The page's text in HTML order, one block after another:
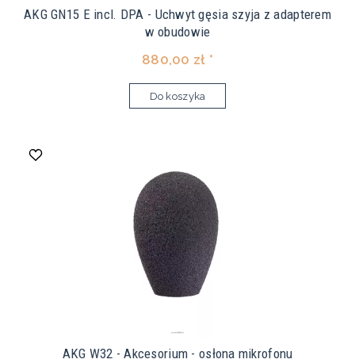
AKG GN15 E incl. DPA - Uchwyt gęsia szyja z adapterem
w obudowie
880,00 zł *
Do koszyka
AKG W32 - Akcesorium - osłona mikrofonu